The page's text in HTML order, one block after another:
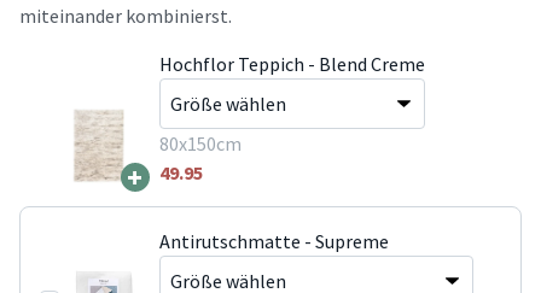
miteinander kombinierst.
+
Hochflor Teppich - Blend Creme
80x150cm
49.95
Antirutschmatte - Supreme